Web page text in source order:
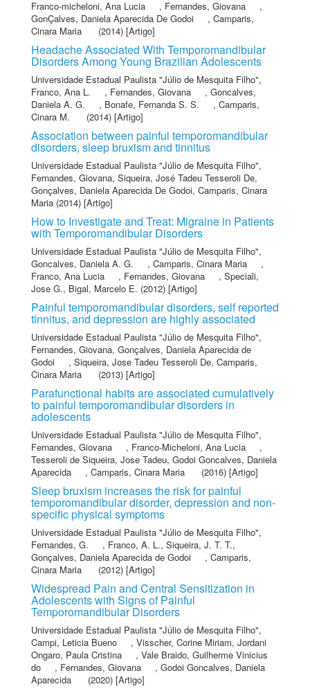
Franco-micheloni, Ana Lucia
, Fernandes, Giovana
,
GonÇalves, Daniela Aparecida De Godoi
, Camparis,
Cinara Maria
(2014) [Artigo]
Headache Associated With Temporomandibular
Disorders Among Young Brazilian Adolescents
Universidade Estadual Paulista "Júlio de Mesquita Filho",
Franco, Ana L.
, Fernandes, Giovana , Goncalves,
Daniela A. G.
, Bonafe, Fernanda S. S. , Camparis,
Cinara M.
(2014) [Artigo]
Association between painful temporomandibular
disorders, sleep bruxism and tinnitus
Universidade Estadual Paulista "Júlio de Mesquita Filho",
Fernandes, Giovana, Siqueira, José Tadeu Tesseroli De,
Gonçalves, Daniela Aparecida De Godoi, Camparis, Cinara
Maria (2014) [Artigo]
How to Investigate and Treat: Migraine in Patients
with Temporomandibular Disorders
Universidade Estadual Paulista "Júlio de Mesquita Filho",
Goncalves, Daniela A. G.
, Camparis, Cinara Maria
,
Franco, Ana Lucia
, Fernandes, Giovana , Speciali,
Jose G., Bigal, Marcelo E. (2012) [Artigo]
Painful temporomandibular disorders, self reported
tinnitus, and depression are highly associated
Universidade Estadual Paulista "Júlio de Mesquita Filho",
Fernandes, Giovana, Gonçalves, Daniela Aparecida de
Godoi
, Siqueira, Jose Tadeu Tesseroli De, Camparis,
Cinara Maria
(2013) [Artigo]
Parafunctional habits are associated cumulatively
to painful temporomandibular disorders in
adolescents
Universidade Estadual Paulista "Júlio de Mesquita Filho",
Fernandes, Giovana
, Franco-Micheloni, Ana Lucia
,
Tesseroli de Siqueira, Jose Tadeu, Godoi Goncalves, Daniela
Aparecida
, Camparis, Cinara Maria (2016) [Artigo]
Sleep bruxism increases the risk for painful
temporomandibular disorder, depression and non-
specific physical symptoms
Universidade Estadual Paulista "Júlio de Mesquita Filho",
Fernandes, G.
, Franco, A. L., Siqueira, J. T. T.,
Gonçalves, Daniela Aparecida de Godoi
, Camparis,
Cinara Maria
(2012) [Artigo]
Widespread Pain and Central Sensitization in
Adolescents with Signs of Painful
Temporomandibular Disorders
Universidade Estadual Paulista "Júlio de Mesquita Filho",
Campi, Leticia Bueno
, Visscher, Corine Miriam, Jordani
Ongaro, Paula Cristina
, Vale Braido, Guilherme Vinicius
do
, Fernandes, Giovana , Godoi Goncalves, Daniela
Aparecida
(2020) [Artigo]